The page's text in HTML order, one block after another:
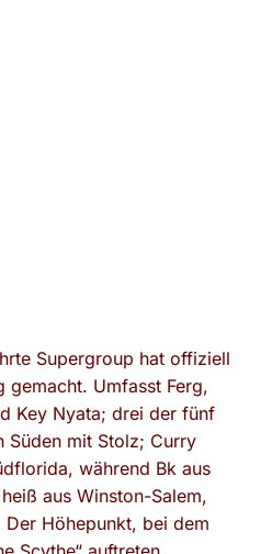
Supergroup hat offiziell
gemacht. Umfasst Ferg,
Key Nyata; drei der fünf
Süden mit Stolz; Curry
während Bk aus
aus Winston-Salem,
Höhepunkt, bei dem